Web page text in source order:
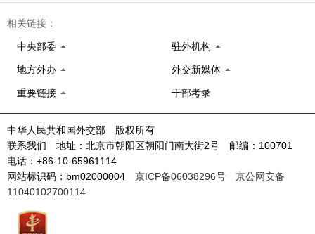
相关链接：
中央部委 驻外机构
地方外办 外交新媒体
重要链接 干部考录
中华人民共和国外交部 版权所有
联系我们 地址：北京市朝阳区朝阳门南大街2号 邮编：100701
电话：+86-10-65961114
网站标识码：bm02000004 京ICP备06038296号
京公网安备
11040102700114